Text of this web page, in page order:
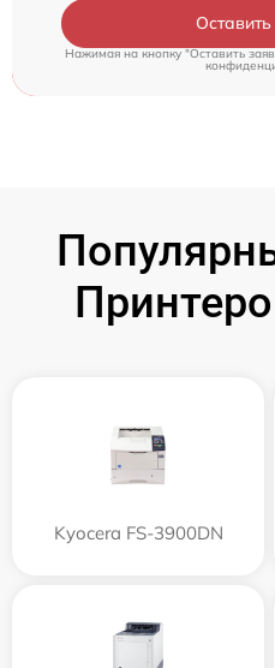
Нажимая на кнопку "Оставить
Kyocera FS-3900DN